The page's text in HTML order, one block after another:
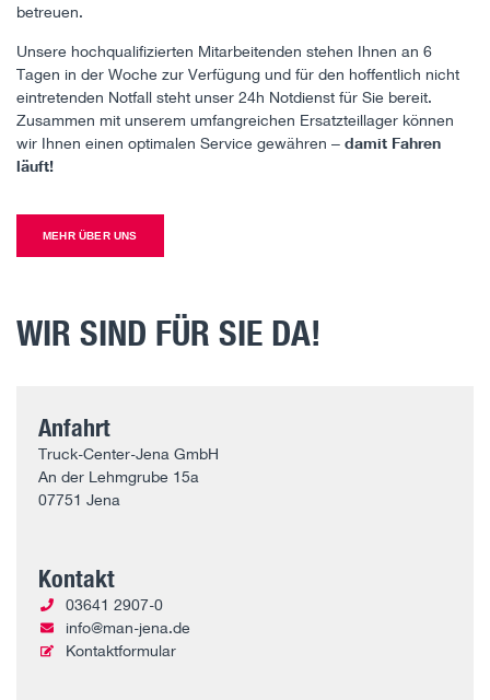
betreuen.
Unsere hochqualifizierten Mitarbeitenden stehen Ihnen an 6
Tagen in der Woche zur Verfügung und für den hoffentlich nicht
eintretenden Notfall steht unser 24h Notdienst für Sie bereit.
Zusammen mit unserem umfangreichen Ersatzteillager können
wir Ihnen einen optimalen Service gewähren – damit Fahren
läuft!
MEHR ÜBER UNS
WIR SIND FÜR SIE DA!
Anfahrt
Truck-Center-Jena GmbH
An der Lehmgrube 15a
07751 Jena
Kontakt
03641 2907-0
info@man-jena.de
Kontaktformular